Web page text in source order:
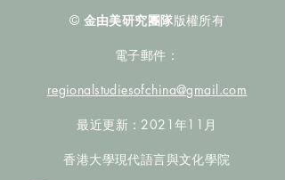
© 金由美研究團隊版權所有
電子郵件：
regionalstudiesofchina@gmail.com
最近更新：2021年11月
香港大學現代語言與文化學院